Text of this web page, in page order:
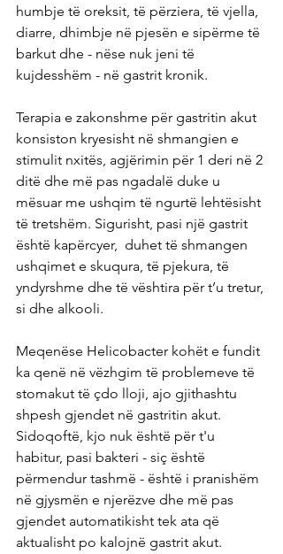
humbje të oreksit, të përziera, të vjella,
diarre, dhimbje në pjesën e sipërme të
barkut dhe - nëse nuk jeni të
kujdesshëm - në gastrit kronik.
Terapia e zakonshme për gastritin akut
konsiston kryesisht në shmangien e
stimulit nxitës, agjërimin për 1 deri në 2
ditë dhe më pas ngadalë duke u
mësuar me ushqim të ngurtë lehtësisht
të tretshëm. Sigurisht, pasi një gastrit
është kapërcyer,  duhet të shmangen
ushqimet e skuqura, të pjekura, të
yndyrshme dhe të vështira për t’u tretur,
si dhe alkooli.
Meqenëse Helicobacter kohët e fundit
ka qenë në vëzhgim të problemeve të
stomakut të çdo lloji, ajo gjithashtu
shpesh gjendet në gastritin akut.
Sidoqoftë, kjo nuk është për t'u
habitur, pasi bakteri - siç është
përmendur tashmë - është i pranishëm
në gjysmën e njerëzve dhe më pas
gjendet automatikisht tek ata që
aktualisht po kalojnë gastrit akut.